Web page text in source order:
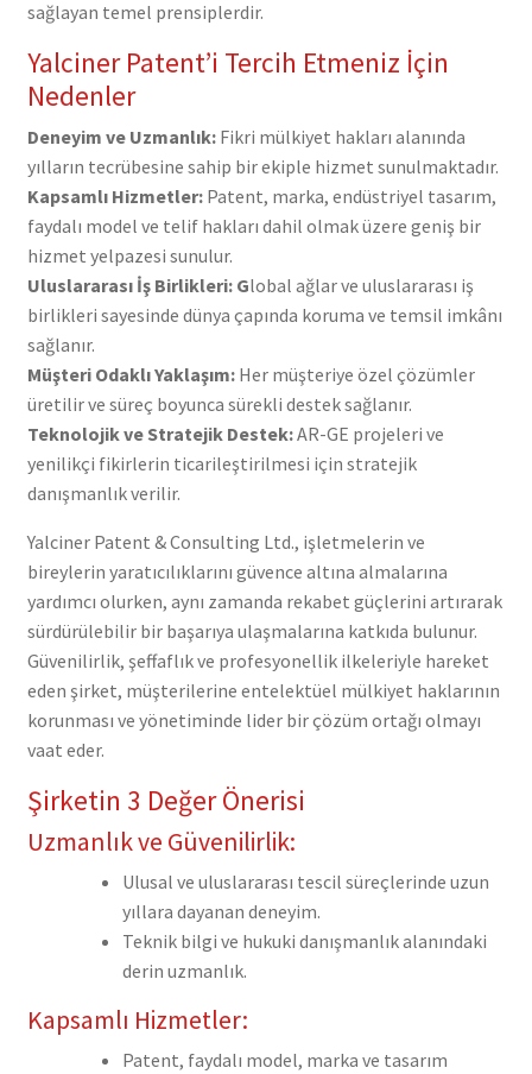
sağlayan temel prensiplerdir.
Yalciner Patent’i Tercih Etmeniz İçin
Nedenler
Deneyim ve Uzmanlık:Fikri mülkiyet hakları alanında
yılların tecrübesine sahip bir ekiple hizmet sunulmaktadır.
Kapsamlı Hizmetler:Patent, marka, endüstriyel tasarım,
faydalı model ve telif hakları dahil olmak üzere geniş bir
hizmet yelpazesi sunulur.
Uluslararası İş Birlikleri: Global ağlar ve uluslararası iş
birlikleri sayesinde dünya çapında koruma ve temsil imkânı
sağlanır.
Müşteri Odaklı Yaklaşım:Her müşteriye özel çözümler
üretilir ve süreç boyunca sürekli destek sağlanır.
Teknolojik ve Stratejik Destek:AR-GE projeleri ve
yenilikçi fikirlerin ticarileştirilmesi için stratejik
danışmanlık verilir.
Yalciner Patent & Consulting Ltd., işletmelerin ve
bireylerin yaratıcılıklarını güvence altına almalarına
yardımcı olurken, aynı zamanda rekabet güçlerini artırarak
sürdürülebilir bir başarıya ulaşmalarına katkıda bulunur.
Güvenilirlik, şeffaflık ve profesyonellik ilkeleriyle hareket
eden şirket, müşterilerine entelektüel mülkiyet haklarının
korunması ve yönetiminde lider bir çözüm ortağı olmayı
vaat eder.
Şirketin 3 Değer Önerisi
Uzmanlık ve Güvenilirlik:
Ulusal ve uluslararası tescil süreçlerinde uzun
yıllara dayanan deneyim.
Teknik bilgi ve hukuki danışmanlık alanındaki
derin uzmanlık.
Kapsamlı Hizmetler:
Patent, faydalı model, marka ve tasarım